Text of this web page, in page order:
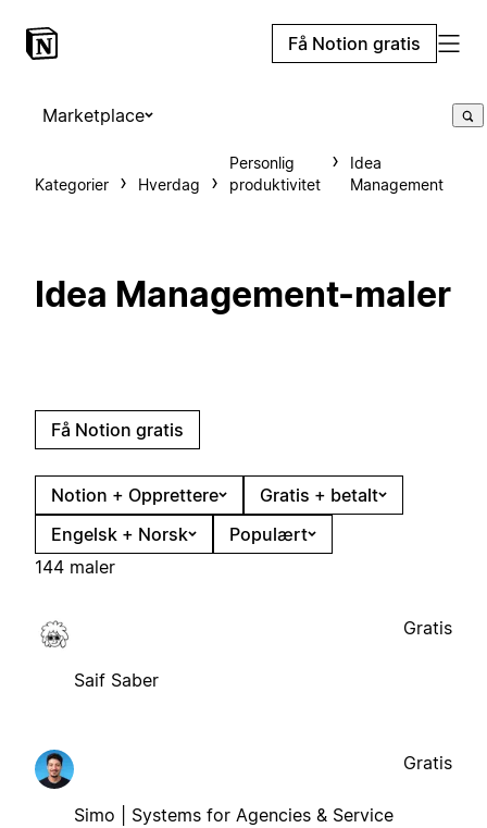
Få Notion gratis
Marketplace
Kategorier Hverdag
Personlig
produktivitet
Idea
Management
Idea Management-maler
Få Notion gratis
Notion + Opprettere
Gratis + betalt
Engelsk + Norsk
Populært
144 maler
Saif Saber
Gratis
Simo | Systems for Agencies & Service
Gratis